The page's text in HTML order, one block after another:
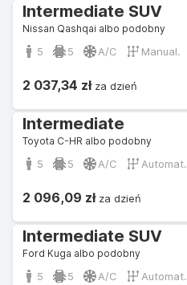
Intermediate SUV
Nissan Qashqai albo podobny
5 5 A/C Manual.
2 037,34 złza dzień
Intermediate
Toyota C-HR albo podobny
5 5 A/C Automat.
2 096,09 złza dzień
Intermediate SUV
Ford Kuga albo podobny
5 5 A/C Automat.